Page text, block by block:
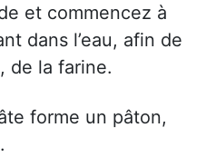
et commencez à
dans l’eau, afin de
de la farine.
forme un pâton,